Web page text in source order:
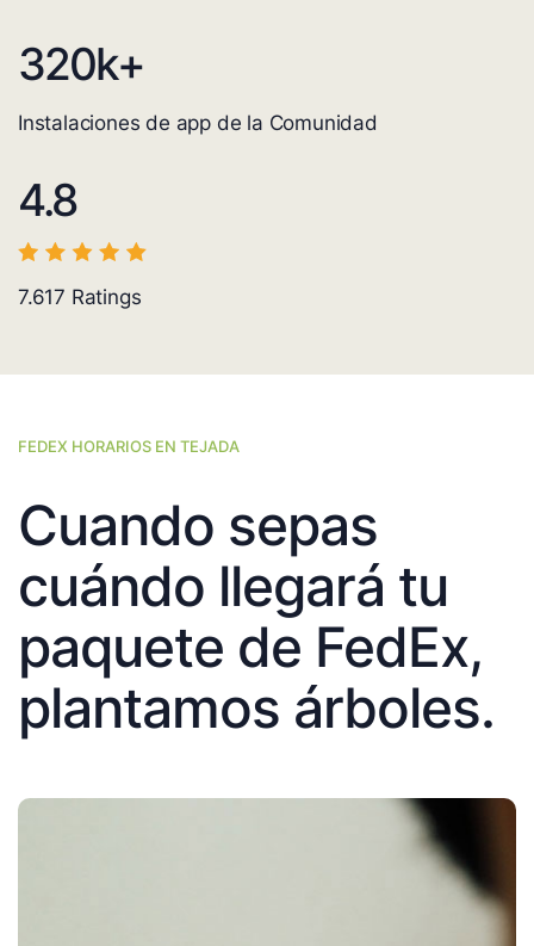
320k+
Instalaciones de app de la Comunidad
4.8
7.617 Ratings
FEDEX HORARIOS EN TEJADA
Cuando sepas
cuándo llegará tu
paquete de FedEx,
plantamos árboles.